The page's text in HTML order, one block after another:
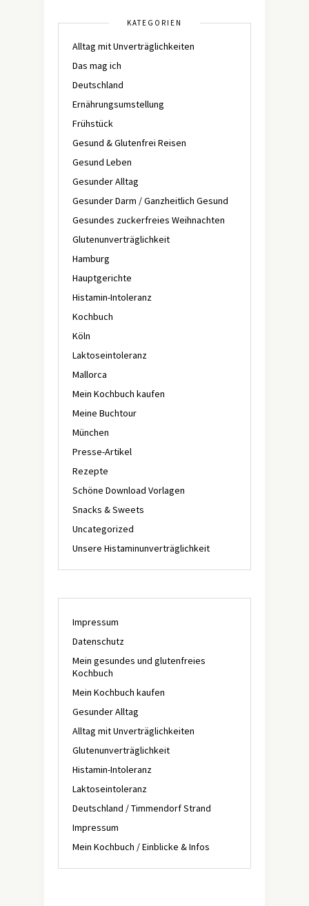
KATEGORIEN
Alltag mit Unverträglichkeiten
Das mag ich
Deutschland
Ernährungsumstellung
Frühstück
Gesund & Glutenfrei Reisen
Gesund Leben
Gesunder Alltag
Gesunder Darm / Ganzheitlich Gesund
Gesundes zuckerfreies Weihnachten
Glutenunverträglichkeit
Hamburg
Hauptgerichte
Histamin-Intoleranz
Kochbuch
Köln
Laktoseintoleranz
Mallorca
Mein Kochbuch kaufen
Meine Buchtour
München
Presse-Artikel
Rezepte
Schöne Download Vorlagen
Snacks & Sweets
Uncategorized
Unsere Histaminunverträglichkeit
Impressum
Datenschutz
Mein gesundes und glutenfreies
Kochbuch
Mein Kochbuch kaufen
Gesunder Alltag
Alltag mit Unverträglichkeiten
Glutenunverträglichkeit
Histamin-Intoleranz
Laktoseintoleranz
Deutschland / Timmendorf Strand
Impressum
Mein Kochbuch / Einblicke & Infos